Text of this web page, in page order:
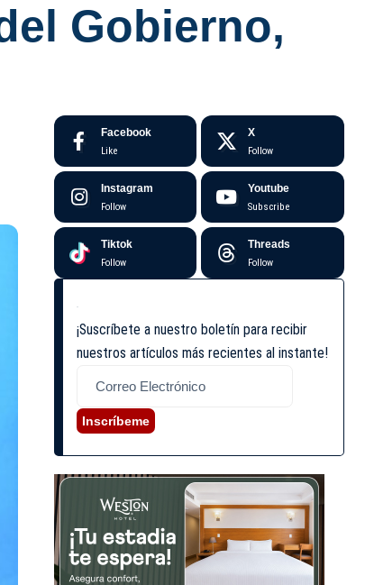
Gobierno,
Facebook
Like
X
Follow
Instagram
Follow
Youtube
Subscribe
Tiktok
Follow
Threads
Follow
¡Suscríbete a nuestro boletín para recibir
nuestros artículos más recientes al instante!
Inscríbeme